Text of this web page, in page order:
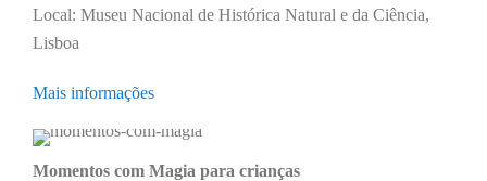
Local: Museu Nacional de Histórica Natural e da Ciência,
Lisboa
Mais informações
Momentos com Magia para crianças